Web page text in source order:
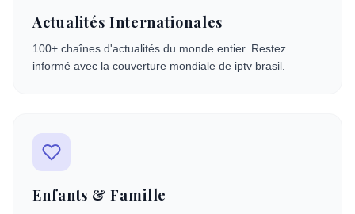
Actualités Internationales
100+ chaînes d'actualités du monde entier. Restez
informé avec la couverture mondiale de iptv brasil.
Enfants & Famille